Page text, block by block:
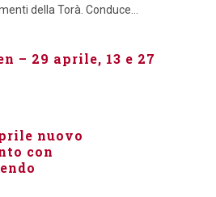
della Torà. Conduce...
– 29 aprile, 13 e 27
nuovo
con